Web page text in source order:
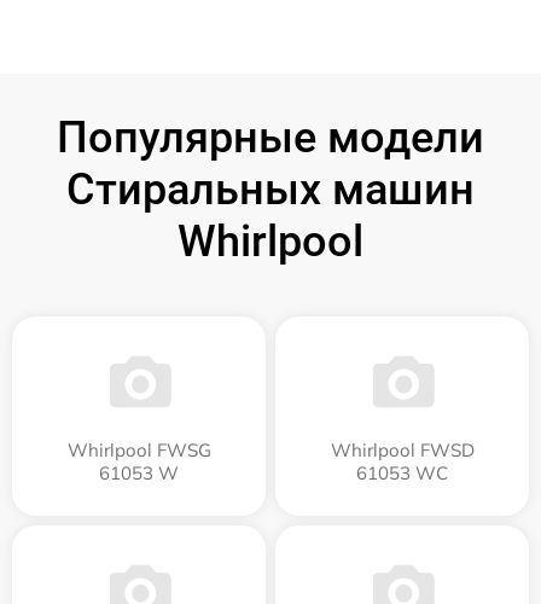
Популярные модели
Стиральных машин
Whirlpool
Whirlpool FWSG
61053 W
Whirlpool FWSD
61053 WC